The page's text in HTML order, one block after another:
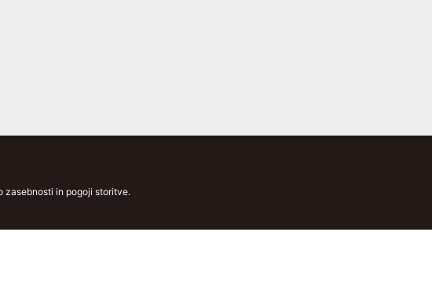
zasebnosti in pogoji storitve.